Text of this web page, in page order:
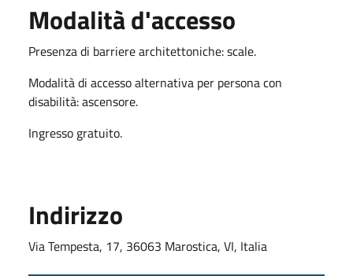
Modalità d'accesso
Presenza di barriere architettoniche: scale.
Modalità di accesso alternativa per persona con
disabilità: ascensore.
Ingresso gratuito.
Indirizzo
Via Tempesta, 17, 36063 Marostica, VI, Italia